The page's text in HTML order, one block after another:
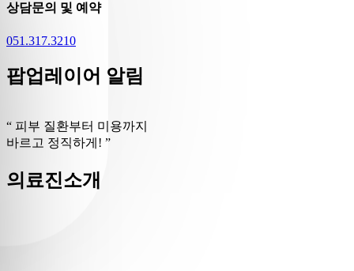
상담문의 및 예약
051.317.3210
팝업레이어 알림
피부 질환부터 미용까지
바르고 정직하게!
의료진소개